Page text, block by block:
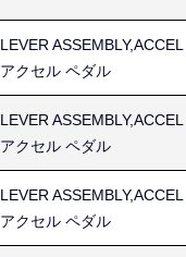
LEVER
アクセル ペダル
LEVER
アクセル ペダル
LEVER
アクセル ペダル